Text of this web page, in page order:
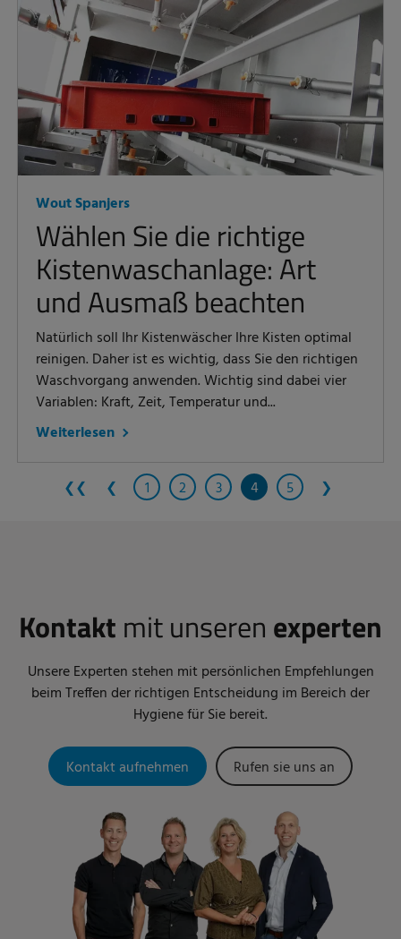
Wout Spanjers
Wählen Sie die richtige
Kistenwaschanlage: Art
und Ausmaß beachten
Natürlich soll Ihr Kistenwäscher Ihre Kisten optimal
reinigen. Daher ist es wichtig, dass Sie den richtigen
Waschvorgang anwenden. Wichtig sind dabei vier
Variablen: Kraft, Zeit, Temperatur und...
Weiterlesen
❮❮ ❮ 1 2 3 4 5 ❯
Kontakt mit unseren experten
Unsere Experten stehen mit persönlichen Empfehlungen
beim Treffen der richtigen Entscheidung im Bereich der
Hygiene für Sie bereit.
Kontakt aufnehmen Rufen sie uns an